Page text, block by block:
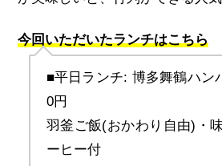
今回いただいたランチはこちら
■平日ランチ: 博多舞鶴ハン
0円
羽釜ご飯(おかわり自由) ・
ーヒー付